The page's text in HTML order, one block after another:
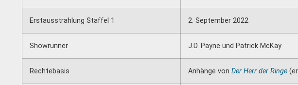
Erstausstrahlung Staffel 1 2. September 2022
Showrunner J.D. Payne und Patrick McKay
Rechtebasis Anhänge von Der Herr der Ringe